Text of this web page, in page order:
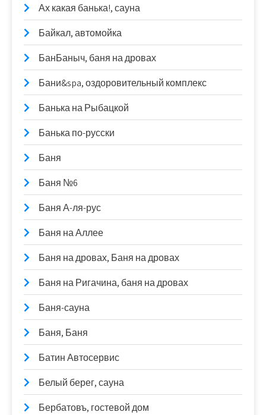
Ах какая банька!, сауна
Байкал, автомойка
БанБаныч, баня на дровах
Бани&spa, оздоровительный комплекс
Банька на Рыбацкой
Банька по-русски
Баня
Баня №6
Баня А-ля-рус
Баня на Аллее
Баня на дровах, Баня на дровах
Баня на Ригачина, баня на дровах
Баня-сауна
Баня, Баня
Батин Автосервис
Белый берег, сауна
Бербатовъ, гостевой дом